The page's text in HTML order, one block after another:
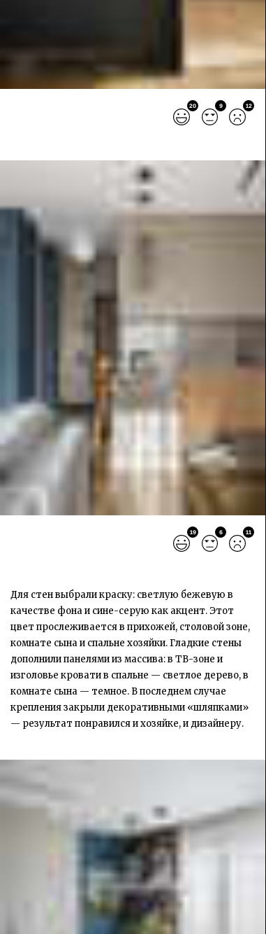
20 9 12
19 6 11
Для стен выбрали краску: светлую бежевую в
качестве фона и сине-серую как акцент. Этот
цвет прослеживается в прихожей, столовой зоне,
комнате сына и спальне хозяйки. Гладкие стены
дополнили панелями из массива: в ТВ-зоне и
изголовье кровати в спальне — светлое дерево, в
комнате сына — темное. В последнем случае
крепления закрыли декоративными «шляпками»
— результат понравился и хозяйке, и дизайнеру.